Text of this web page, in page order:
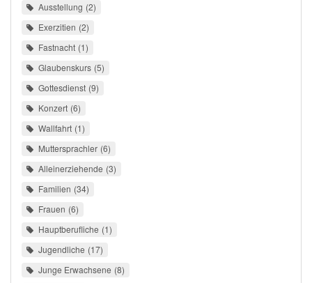
Ausstellung 2
Exerzitien 2
Fastnacht 1
Glaubenskurs 5
Gottesdienst 9
Konzert 6
Wallfahrt 1
Muttersprachler 6
Alleinerziehende 3
Familien 34
Frauen 6
Hauptberufliche 1
Jugendliche 17
Junge Erwachsene 8